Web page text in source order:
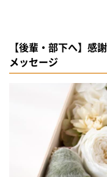
【後輩・部下へ】感
メッセージ